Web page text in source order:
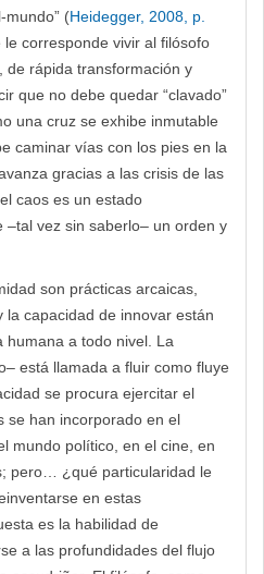
mundo” (Heidegger, 2008, p.
corresponde vivir al filósofo
de rápida transformación y
que no debe quedar “clavado”
una cruz se exhibe inmutable
caminar vías con los pies en la
gracias a las crisis de las
caos es un estado
–tal vez sin saberlo– un orden y
son prácticas arcaicas,
la capacidad de innovar están
humana a todo nivel. La
está llamada a fluir como fluye
se procura ejercitar el
se han incorporado en el
mundo político, en el cine, en
pero… ¿qué particularidad le
en estas
es la habilidad de
a las profundidades del flujo